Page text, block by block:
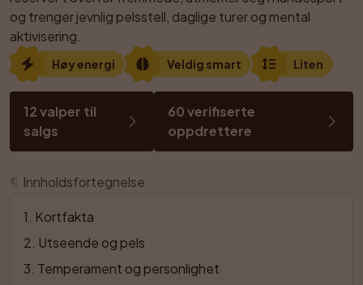
og trenger jevnlig pelsstell, daglige turer og mental
aktivisering.
Høy energi Veldig smart Liten
12 valper til
salgs
60 verifiserte
oppdrettere
Innholdsfortegnelse
1 Kortfakta
2 Utseende og pels
3 Temperament og personlighet